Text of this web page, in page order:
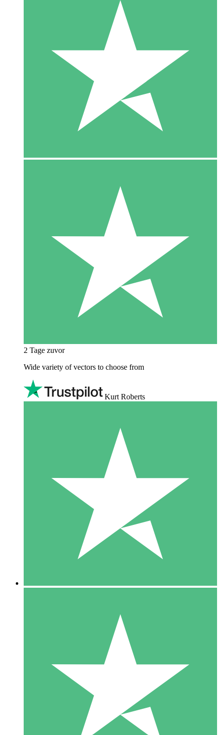
2 Tage zuvor
Wide variety of vectors to choose from
Kurt Roberts